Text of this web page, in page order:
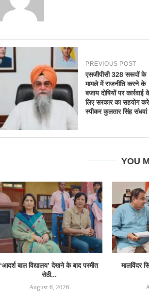
PREVIOUS POST
एसजीपीसी 328 सरूपों के
मामले में राजनीति करने के
बजाय दोषियों पर कार्रवाई
लिए सरकार का सहयोग
स्पीकर कुलतार सिंह संधवां
YOU
‘आदर्श बाल विद्यालय’ देखने के बाद परमीत
सेठी...
August 6, 2026
मालविंदर